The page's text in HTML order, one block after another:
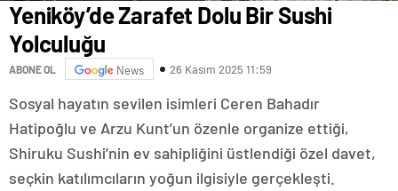
Yeniköy’de Zarafet Dolu Bir Sushi
Yolculuğu
ABONE OL News 26 Kasım 2025 11:59
Sosyal hayatın sevilen isimleri Ceren Bahadır
Hatipoğlu ve Arzu Kunt’un özenle organize ettiği,
Shiruku Sushi’nin ev sahipliğini üstlendiği özel davet,
seçkin katılımcıların yoğun ilgisiyle gerçekleşti.